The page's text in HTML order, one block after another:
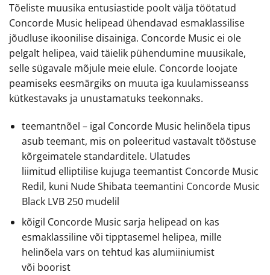
Tõeliste muusika entusiastide poolt välja töötatud
Concorde Music helipead ühendavad esmaklassilise
jõudluse ikoonilise disainiga. Concorde Music ei ole
pelgalt helipea, vaid täielik pühendumine muusikale,
selle sügavale mõjule meie elule. Concorde loojate
peamiseks eesmärgiks on muuta iga kuulamisseanss
kütkestavaks ja unustamatuks teekonnaks.
teemantnõel – igal Concorde Music helinõela tipus
asub teemant, mis on poleeritud vastavalt tööstuse
kõrgeimatele standarditele. Ulatudes
liimitud elliptilise kujuga teemantist Concorde Music
Redil, kuni Nude Shibata teemantini Concorde Music
Black LVB 250 mudelil
kõigil Concorde Music sarja helipead on kas
esmaklassiline või tipptasemel helipea, mille
helinõela vars on tehtud kas alumiiniumist
või boorist